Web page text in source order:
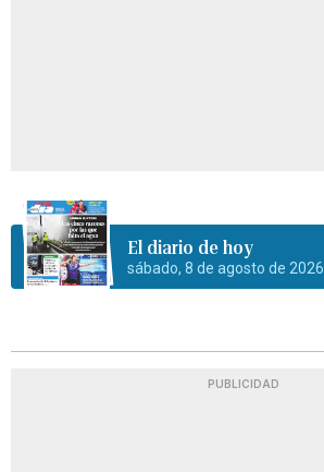
El diario de hoy
sábado, 8 de agosto de 2026
PUBLICIDAD